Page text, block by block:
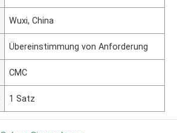
Wuxi, China
Übereinstimmung von Anforderung
CMC
1 Satz